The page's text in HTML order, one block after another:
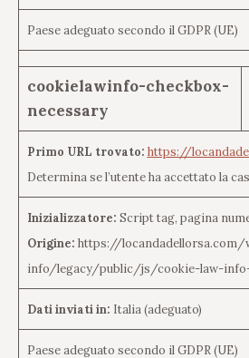
Paese adeguato secondo il GDPR (UE)
cookielawinfo-checkbox-
necessary
Primo URL trovato: https://
Determina se l’utente ha accettato la
Inizializzatore: Script tag, pagina
Origine: https://
info/legacy/public/js/cookie-law-info-
Dati inviati in: Italia (adeguato)
Paese adeguato secondo il GDPR (UE)